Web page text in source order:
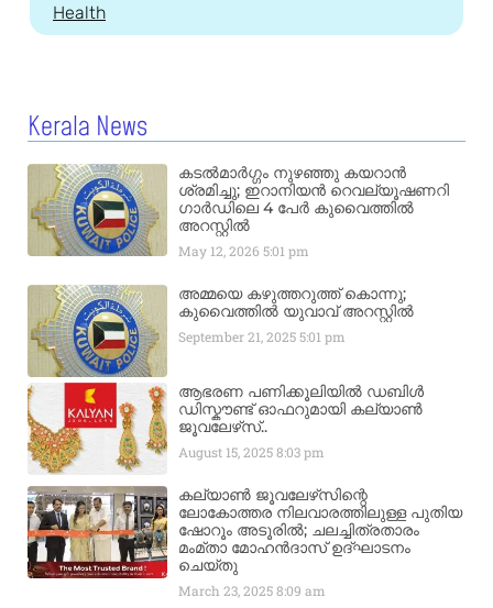
Health
Kerala News
കടൽമാർഗ്ഗം നുഴഞ്ഞു കയറാൻ
ശ്രമിച്ചു; ഇറാനിയൻ റെവല്യൂഷണറി
ഗാർഡിലെ 4 പേർ കുവൈത്തിൽ
അറസ്റ്റിൽ
May 12, 20265:01 pm
അമ്മയെ കഴുത്തറുത്ത് കൊന്നു;
കുവൈത്തിൽ യുവാവ് അറസ്റ്റിൽ
September 21, 20255:01 pm
ആഭരണ പണിക്കൂലിയിൽ ഡബിൾ
ഡിസ്കൗണ്ട് ഓഫറുമായി കല്യാൺ
ജൂവലേഴ്‌സ്..
August 15, 20258:03 pm
കല്യാൺ ജൂവലേഴ്‌സിന്റെ
ലോകോത്തര നിലവാരത്തിലുള്ള പുതിയ
ഷോറൂം അടൂരിൽ; ചലച്ചിത്രതാരം
മംമ്താ മോഹൻദാസ് ഉദ്ഘാടനം
ചെയ്‌തു
March 23, 20258:09 am